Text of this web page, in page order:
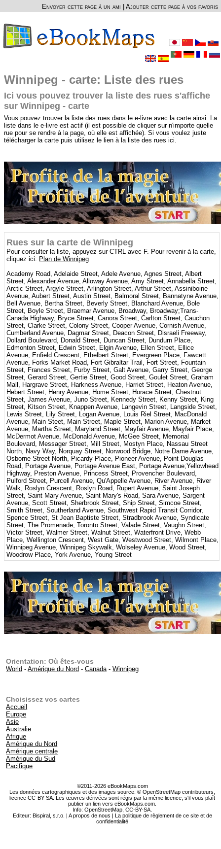
Envoyer cette page à un ami Ajouter cette page à vos favoris
Winnipeg - carte: Liste des rues
Ici vous pouvez trouver la liste des rues s'affiche
sur Winnipeg - carte
Vous pouvez trouver la liste des rues dans le e-livre avec la carte ainsi. La
liste dans le e-livre est actif (il est possible de cliquer sur n'importe quelle
rue pour se rendre à la page, où elle est affichée). Si vous voulez juste
télécharger la carte puis utilisez le lien à la liste des rues ici.
Rues sur la carte de Winnipeg
Pour consulter la liste, appuyez sur CTRL avec F. Pour revenir à la carte,
cliquez ici: Plan de Winnipeg
Academy Road, Adelaide Street, Adele Avenue, Agnes Street, Albert
Street, Alexander Avenue, Alloway Avenue, Amy Street, Annabella Street,
Arctic Street, Argyle Street, Arlington Street, Arthur Street, Assiniboine
Avenue, Aubert Street, Austin Street, Balmoral Street, Bannatyne Avenue,
Bell Avenue, Bertha Street, Beverly Street, Blanchard Avenue, Bole
Street, Boyle Street, Braemar Avenue, Broadway, Broadway;Trans-
Canada Highway, Bryce Street, Canora Street, Carlton Street, Cauchon
Street, Clarke Street, Colony Street, Cooper Avenue, Cornish Avenue,
Cumberland Avenue, Dagmar Street, Deacon Street, Disraeli Freeway,
Dollard Boulevard, Donald Street, Duncan Street, Dundurn Place,
Edmonton Street, Edwin Street, Elgin Avenue, Ellen Street, Ellice
Avenue, Enfield Crescent, Ethelbert Street, Evergreen Place, Fawcett
Avenue, Forks Market Road, Fort Gibraltar Trail, Fort Street, Fountain
Street, Frances Street, Furby Street, Galt Avenue, Garry Street, George
Street, Gerard Street, Gertie Street, Good Street, Goulet Street, Graham
Mall, Hargrave Street, Harkness Avenue, Harriet Street, Heaton Avenue,
Hebert Street, Henry Avenue, Home Street, Horace Street, Chestnut
Street, James Avenue, Juno Street, Kennedy Street, Kenny Street, King
Street, Kitson Street, Knappen Avenue, Langevin Street, Langside Street,
Lewis Street, Lily Street, Logan Avenue, Louis Riel Street, MacDonald
Avenue, Main Steet, Main Street, Maple Street, Marion Avenue, Market
Avenue, Martha Street, Maryland Street, Mayfair Avenue, Mayfair Place,
McDermot Avenue, McDonald Avenue, McGee Street, Memorial
Boulevard, Messager Street, Mill Street, Mostyn Place, Nassau Street
North, Navy Way, Norquay Street, Norwood Bridge, Notre Dame Avenue,
Osborne Street North, Picardy Place, Pioneer Avenue, Point Douglas
Road, Portage Avenue, Portage Avenue East, Portage Avenue;Yellowhead
Highway, Preston Avenue, Princess Street, Provencher Boulevard,
Pulford Street, Purcell Avenue, Qu'Appelle Avenue, River Avenue, River
Walk, Roslyn Crescent, Roslyn Road, Rupert Avenue, Saint Joseph
Street, Saint Mary Avenue, Saint Mary's Road, Sara Avenue, Sargent
Avenue, Scott Street, Sherbrook Street, Ship Street, Simcoe Street,
Smith Street, Southerland Avenue, Southwest Rapid Transit Corridor,
Spence Street, St Jean Baptiste Street, Stradbrook Avenue, Syndicate
Street, The Promenade, Toronto Street, Valade Street, Vaughn Street,
Victor Street, Walmer Street, Walnut Street, Waterfront Drive, Webb
Place, Wellington Crescent, West Gate, Westwood Street, Wilmont Place,
Winnipeg Avenue, Winnipeg Skywalk, Wolseley Avenue, Wood Street,
Woodrow Place, York Avenue, Young Street
Orientation: Où êtes-vous
World -Amérique du Nord -Canada-Winnipeg
Choisissez vos cartes
Accueil
Europe
Asie
Australie
Afrique
Amérique du Nord
Amérique centrale
Amérique du Sud
Pacifique
©2011-2026 eBookMaps.com
Les données cartographiques et des images source: © OpenStreetMap contributeurs,
licence CC-BY-SA. Les œuvres dérivées sont régis par la même licence; s'il vous plaît
publier un lien vers eBookMaps.com.
Info:OpenStreetMap ,CC-BY-SA
Editeur: Bispiral, s.r.o. | A propos de nous | La politique de règlement de ce site et de
confidentialité